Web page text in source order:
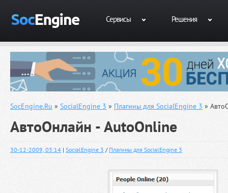
Сервисы Решения
SocEngine.Ru » SocialEngine 3 » Плагины для SocialEngine 3 »
АвтоОнлайн - AutoOnline
30-12-2009, 03:14 | SocialEngine 3 / Плагины для SocialEngine 3